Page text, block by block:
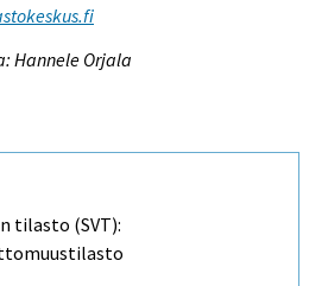
Hannele Orjala
tilasto (SVT):